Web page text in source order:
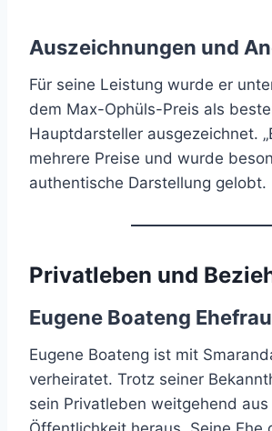
Auszeichnungen und
Für seine Leistung wurde er
dem Max-Ophüls-Preis als
Hauptdarsteller ausgezeichnet.
mehrere Preise und wurde
authentische Darstellung gelobt.
Privatleben und
Eugene Boateng Ehefrau
Eugene Boateng ist mit
verheiratet. Trotz seiner
sein Privatleben weitgehend